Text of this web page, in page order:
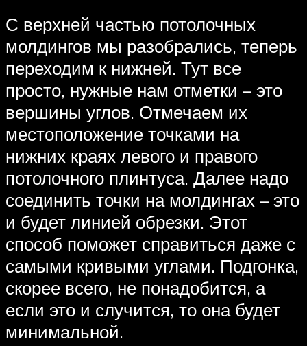
С верхней частью потолочных
молдингов мы разобрались, теперь
переходим к нижней. Тут все
просто, нужные нам отметки – это
вершины углов. Отмечаем их
местоположение точками на
нижних краях левого и правого
потолочного плинтуса. Далее надо
соединить точки на молдингах – это
и будет линией обрезки. Этот
способ поможет справиться даже с
самыми кривыми углами. Подгонка,
скорее всего, не понадобится, а
если это и случится, то она будет
минимальной.